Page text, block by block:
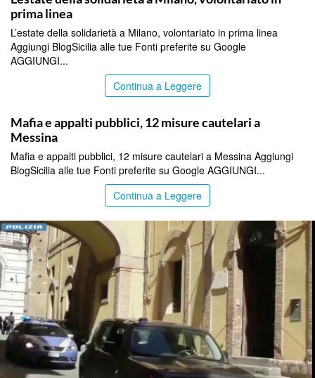
prima linea
L’estate della solidarietà a Milano, volontariato in prima linea
Aggiungi BlogSicilia alle tue Fonti preferite su Google
AGGIUNGI...
Continua a Leggere
Mafia e appalti pubblici, 12 misure cautelari a
Messina
Mafia e appalti pubblici, 12 misure cautelari a Messina Aggiungi
BlogSicilia alle tue Fonti preferite su Google AGGIUNGI...
Continua a Leggere